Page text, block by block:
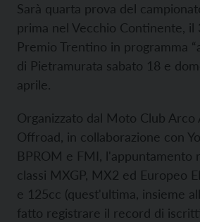
Sarà quarta prova del
prima nel Vecchio Continente, il
Premio Trentino in programma
di Pietramurata sabato 18 e
aprile.
Organizzato dal Moto Club Arco
Offroad, in collaborazione con
BPROM e FMI, l'appuntamento
classi MXGP, MX2 ed Europeo
e 125cc (quest'ultima, insieme
fatto registrare il record di